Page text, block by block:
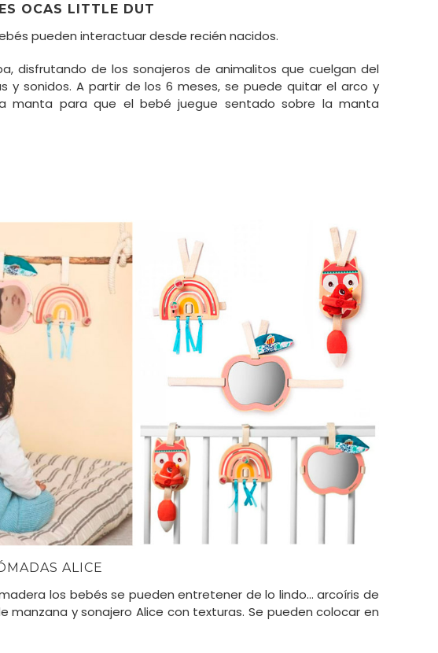
OCAS LITTLE DUT
pueden interactuar desde recién nacidos.
disfrutando de los sonajeros de animalitos que cuelgan del
y sonidos. A partir de los 6 meses, se puede quitar el arco y
manta para que el bebé juegue sentado sobre la manta
ALICE
los bebés se pueden entretener de lo lindo… arcoíris de
y sonajero Alice con texturas. Se pueden colocar en